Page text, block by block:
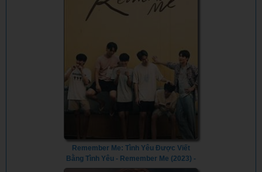
Remember Me: Tình Yêu Được Viết
Bằng Tình Yêu - Remember Me (2023) -
Vietsub